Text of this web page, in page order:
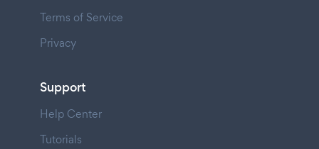
Terms of Service
Privacy
Support
Help Center
Tutorials